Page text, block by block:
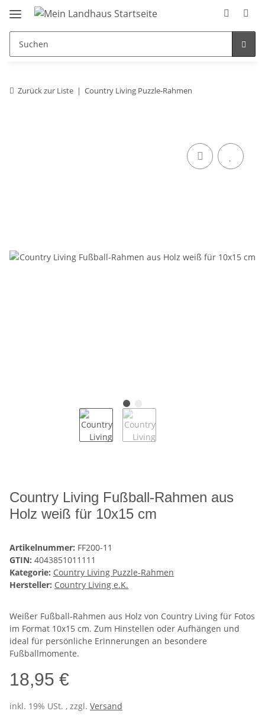
Zurück zur Liste Country Living Puzzle-Rahmen
Country Living Fußball-Rahmen aus
Holz weiß für 10x15 cm
Artikelnummer: FF200-11
GTIN: 4043851011111
Kategorie: Country Living Puzzle-Rahmen
Hersteller: Country Living e.K.
Weißer Fußball-Rahmen aus Holz von Country Living für Fotos
im Format 10x15 cm. Zum Hinstellen oder Aufhängen und
ideal für persönliche Erinnerungen an besondere
Fußballmomente.
18,95 €
inkl. 19% USt. , zzgl. Versand